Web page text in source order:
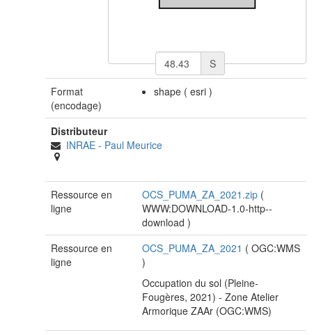
S
Format
(encodage)
shape (esri)
Distributeur
INRAE - Paul Meurice
Ressource en
ligne
OCS_PUMA_ZA_2021.zip (
WWW:DOWNLOAD-1.0-http--
download)
Ressource en
ligne
OCS_PUMA_ZA_2021 (OGC:WMS
)
Occupation du sol (Pleine-
Fougères, 2021) - Zone Atelier
Armorique ZAAr (OGC:WMS)